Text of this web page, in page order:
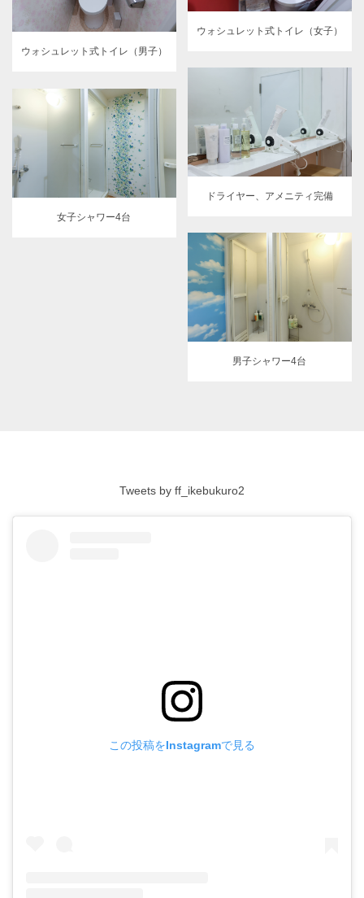
ウォシュレット式トイレ（女子）
ウォシュレット式トイレ（男子）
ドライヤー、アメニティ完備
女子シャワー4台
男子シャワー4台
Tweets by ff_ikebukuro2
この投稿をInstagramで見る